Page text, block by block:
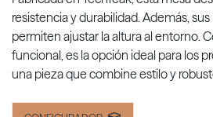
resistencia y durabilidad. Además,
permiten ajustar la altura al entorno.
funcional, es la opción ideal para los
una pieza que combine estilo y